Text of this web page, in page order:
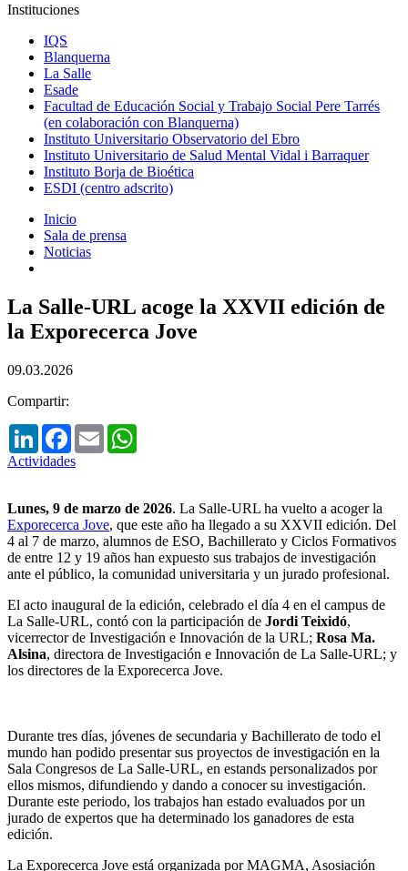
Instituciones
IQS
Blanquerna
La Salle
Esade
Facultad de Educación Social y Trabajo Social Pere Tarrés
(en colaboración con Blanquerna)
Instituto Universitario Observatorio del Ebro
Instituto Universitario de Salud Mental Vidal i Barraquer
Instituto Borja de Bioética
ESDI (centro adscrito)
Inicio
Sala de prensa
Noticias
La Salle-URL acoge la XXVII edición de
la Exporecerca Jove
09.03.2026
Compartir:
LinkedInFacebook
Email
Actividades
Lunes, 9 de marzo de 2026. La Salle-URL ha vuelto a acoger la
Exporecerca Jove, que este año ha llegado a su XXVII edición. Del
4 al 7 de marzo, alumnos de ESO, Bachillerato y Ciclos Formativos
de entre 12 y 19 años han expuesto sus trabajos de investigación
ante el público, la comunidad universitaria y un jurado profesional.
El acto inaugural de la edición, celebrado el día 4 en el campus de
La Salle-URL, contó con la participación de Jordi Teixidó,
vicerrector de Investigación e Innovación de la URL; Rosa Ma.
Alsina, directora de Investigación e Innovación de La Salle-URL; y
los directores de la Exporecerca Jove.
Durante tres días, jóvenes de secundaria y Bachillerato de todo el
mundo han podido presentar sus proyectos de investigación en la
Sala Congresos de La Salle-URL, en estands personalizados por
ellos mismos, difundiendo y dando a conocer su investigación.
Durante este periodo, los trabajos han estado evaluados por un
jurado de expertos que ha determinado los ganadores de esta
edición.
La Exporecerca Jove está organizada por MAGMA, Asosiación